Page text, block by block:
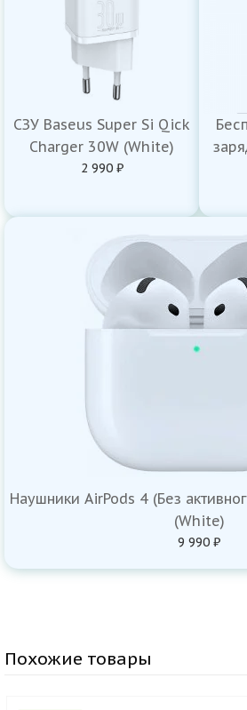
СЗУ Baseus Super Si Qick
Charger 30W (White)
2 990 ₽
Наушники AirPods 4 (Без
(White)
9 990 ₽
Похожие товары